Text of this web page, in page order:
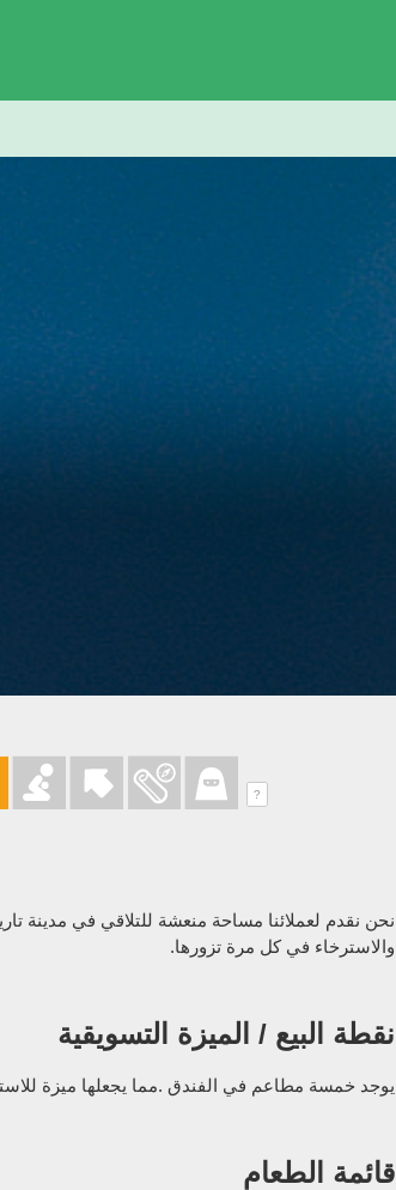
?
نحن نقدم لعملائنا مساحة منعشة للتلاقي في مدينة
والاسترخاء في كل مرة تزورها.
نقطة البيع / الميزة التسويقية
يوجد خمسة مطاعم في الفندق .مما يجعلها ميزة
قائمة الطعام